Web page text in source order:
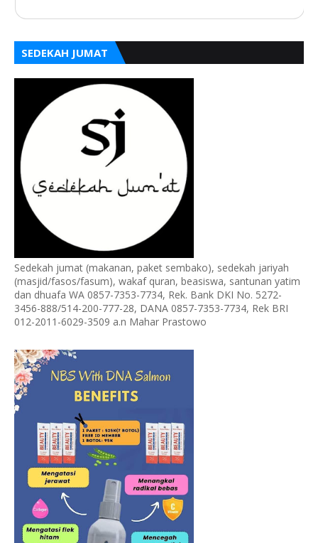
SEDEKAH JUMAT
Sedekah jumat (makanan, paket sembako), sedekah jariyah
(masjid/fasos/fasum), wakaf quran, beasiswa, santunan yatim
dan dhuafa WA 0857-7353-7734, Rek. Bank DKI No. 5272-
3456-888/514-200-777-28, DANA 0857-7353-7734, Rek BRI
012-2011-6029-3509 a.n Mahar Prastowo